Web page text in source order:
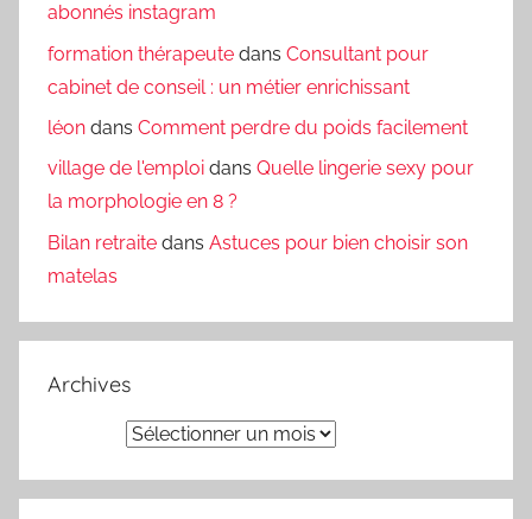
abonnés instagram
formation thérapeute dans Consultant pour
cabinet de conseil : un métier enrichissant
léon dans Comment perdre du poids facilement
village de l'emploi dans Quelle lingerie sexy pour
la morphologie en 8 ?
Bilan retraite dans Astuces pour bien choisir son
matelas
Archives